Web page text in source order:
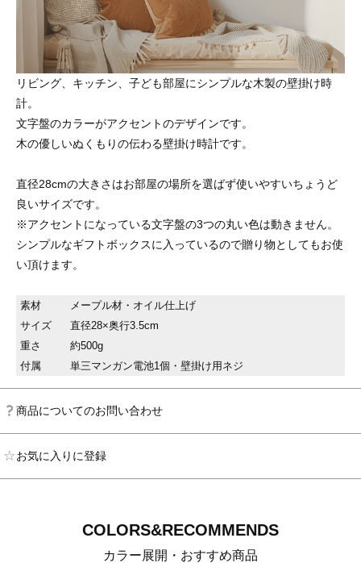
リビング、キッチン、子ども部屋にシンプルな木製の壁掛け時
計。
文字盤のカラーがアクセントのデザインです。
木の優しいぬくもりの伝わる壁掛け時計です。
直径28cmの大きさはお部屋の場所を選ばず使いやすいちょうど
良いサイズです。
※アクセントになっている文字盤の3つの丸い色は動きません。
シンプルなギフトボックスに入っているので贈り物としてもお使
い頂けます。
素材
メープル材・オイル仕上げ
サイズ
直径28×奥行3.5cm
重さ
約500g
付属
単三マンガン電池1個・壁掛け用ネジ
商品についてのお問い合わせ
お気に入りに登録
COLORS&RECOMMENDS
カラー展開・おすすめ商品